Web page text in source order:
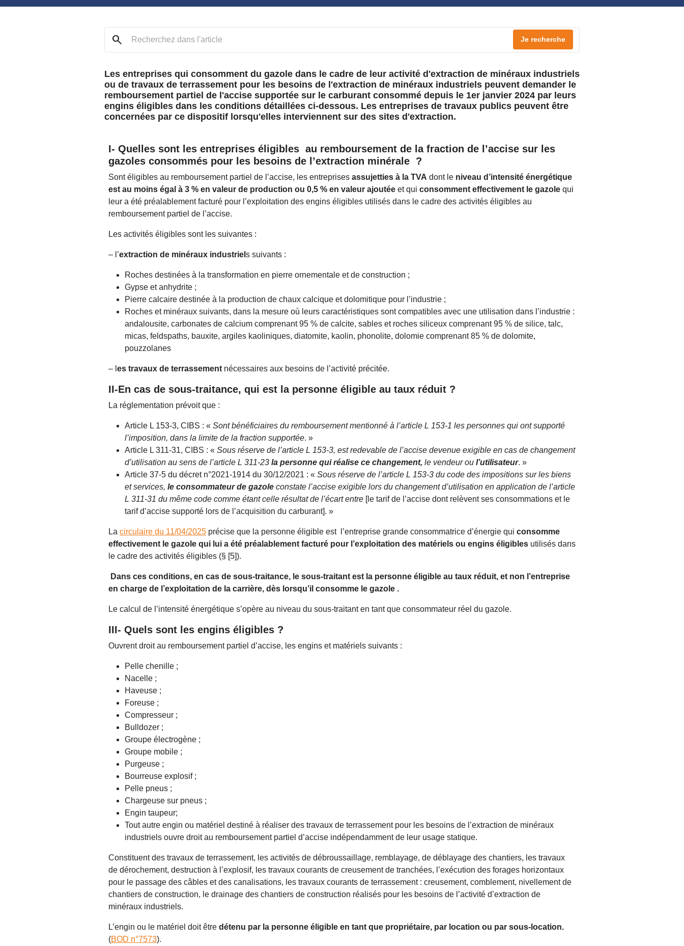
search Je recherche
Les entreprises qui consomment du gazole dans le cadre de leur activité d'extraction de minéraux industriels
ou de travaux de terrassement pour les besoins de l'extraction de minéraux industriels peuvent demander le
remboursement partiel de l'accise supportée sur le carburant consommé depuis le 1er janvier 2024 par leurs
engins éligibles dans les conditions détaillées ci-dessous. Les entreprises de travaux publics peuvent être
concernées par ce dispositif lorsqu'elles interviennent sur des sites d'extraction.
I- Quelles sont les entreprises éligibles au remboursement de la fraction de l’accise sur les
gazoles consommés pour les besoins de l’extraction minérale ?
Sont éligibles au remboursement partiel de l’accise, les entreprises assujetties à la TVA dont le niveau d’intensité énergétique
est au moins égal à 3 % en valeur de production ou 0,5 % en valeur ajoutée et qui consomment effectivement le gazole qui
leur a été préalablement facturé pour l’exploitation des engins éligibles utilisés dans le cadre des activités éligibles au
remboursement partiel de l’accise.
Les activités éligibles sont les suivantes :
– l’extraction de minéraux industriel s suivants :
Roches destinées à la transformation en pierre ornementale et de construction ;
Gypse et anhydrite ;
Pierre calcaire destinée à la production de chaux calcique et dolomitique pour l’industrie ;
Roches et minéraux suivants, dans la mesure où leurs caractéristiques sont compatibles avec une utilisation dans l’industrie :
andalousite, carbonates de calcium comprenant 95 % de calcite, sables et roches siliceux comprenant 95 % de silice, talc,
micas, feldspaths, bauxite, argiles kaoliniques, diatomite, kaolin, phonolite, dolomie comprenant 85 % de dolomite,
pouzzolanes
– l es travaux de terrassement nécessaires aux besoins de l’activité précitée.
II-En cas de sous-traitance, qui est la personne éligible au taux réduit ?
La réglementation prévoit que :
Article L 153-3, CIBS : « Sont bénéficiaires du remboursement mentionné à l’article L 153-1 les personnes qui ont supporté
l’imposition, dans la limite de la fraction supportée. »
Article L 311-31, CIBS : « Sous réserve de l’article L 153-3, est redevable de l’accise devenue exigible en cas de changement
d’utilisation au sens de l’article L 311-23 la personne qui réalise ce changement, le vendeur ou l’utilisateur. »
Article 37-5 du décret n°2021-1914 du 30/12/2021 : « Sous réserve de l’article L 153-3 du code des impositions sur les biens
et services, le consommateur de gazole constate l’accise exigible lors du changement d’utilisation en application de l’article
L 311-31 du même code comme étant celle résultat de l’écart entre [le tarif de l’accise dont relèvent ses consommations et le
tarif d’accise supporté lors de l’acquisition du carburant]. »
La circulaire du 11/04/2025 précise que la personne éligible est l’entreprise grande consommatrice d’énergie qui consomme
effectivement le gazole qui lui a été préalablement facturé pour l’exploitation des matériels ou engins éligibles utilisés dans
le cadre des activités éligibles (§ [5]).
Dans ces conditions, en cas de sous-traitance, le sous-traitant est la personne éligible au taux réduit, et non l’entreprise
en charge de l’exploitation de la carrière, dès lorsqu’il consomme le gazole .
Le calcul de l’intensité énergétique s’opère au niveau du sous-traitant en tant que consommateur réel du gazole.
III- Quels sont les engins éligibles ?
Ouvrent droit au remboursement partiel d’accise, les engins et matériels suivants :
Pelle chenille ;
Nacelle ;
Haveuse ;
Foreuse ;
Compresseur ;
Bulldozer ;
Groupe électrogène ;
Groupe mobile ;
Purgeuse ;
Bourreuse explosif ;
Pelle pneus ;
Chargeuse sur pneus ;
Engin taupeur;
Tout autre engin ou matériel destiné à réaliser des travaux de terrassement pour les besoins de l’extraction de minéraux
industriels ouvre droit au remboursement partiel d’accise indépendamment de leur usage statique.
Constituent des travaux de terrassement, les activités de débroussaillage, remblayage, de déblayage des chantiers, les travaux
de dérochement, destruction à l’explosif, les travaux courants de creusement de tranchées, l’exécution des forages horizontaux
pour le passage des câbles et des canalisations, les travaux courants de terrassement : creusement, comblement, nivellement de
chantiers de construction, le drainage des chantiers de construction réalisés pour les besoins de l’activité d’extraction de
minéraux industriels.
L’engin ou le matériel doit être détenu par la personne éligible en tant que propriétaire, par location ou par sous-location.
(BOD n°7573).